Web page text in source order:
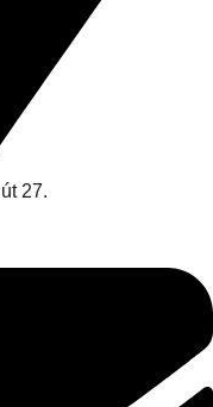
27.